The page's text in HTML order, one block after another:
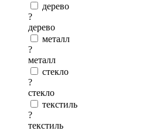
дерево
?
дерево
металл
?
металл
стекло
?
стекло
текстиль
?
текстиль